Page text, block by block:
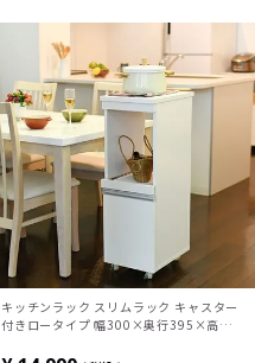
キッチンラック スリムラック キャスター
付きロータイプ 幅300×奥行395×高さ